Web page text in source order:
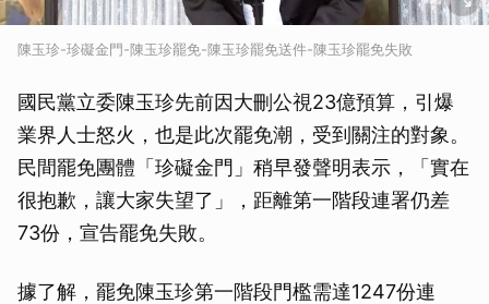
陳玉珍-珍礙金門-陳玉珍罷免-陳玉珍罷免送件-陳玉珍罷免失敗
國民黨立委陳玉珍先前因大刪公視23億預算，引爆
業界人士怒火，也是此次罷免潮，受到關注的對象。
民間罷免團體「珍礙金門」稍早發聲明表示，「實在
很抱歉，讓大家失望了」，距離第一階段連署仍差
73份，宣告罷免失敗。
據了解，罷免陳玉珍第一階段門檻需達1247份連